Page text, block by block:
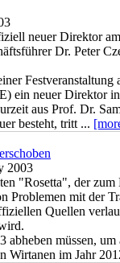
neuer Direktor
Dr. Peter
Festveranstaltung
ein neuer Direktor
aus Prof. Dr.
besteht, tritt ...
2003
"Rosetta", der zum
Problemen mit der
Quellen
abheben müssen, um
Wirtanen im Jahr